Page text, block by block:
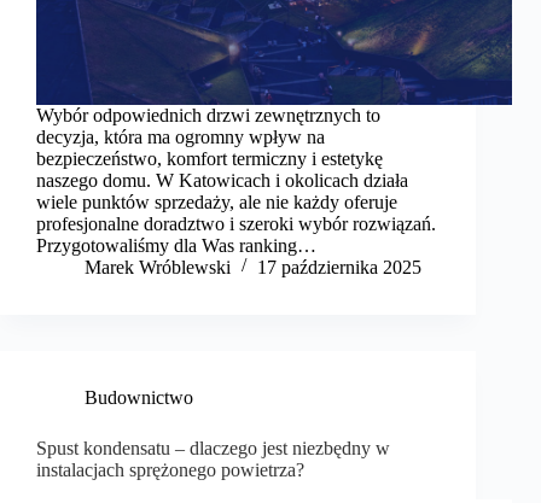
Wybór odpowiednich drzwi zewnętrznych to
decyzja, która ma ogromny wpływ na
bezpieczeństwo, komfort termiczny i estetykę
naszego domu. W Katowicach i okolicach działa
wiele punktów sprzedaży, ale nie każdy oferuje
profesjonalne doradztwo i szeroki wybór rozwiązań.
Przygotowaliśmy dla Was ranking…
Marek Wróblewski
17 października 2025
Budownictwo
Spust kondensatu – dlaczego jest niezbędny w
instalacjach sprężonego powietrza?